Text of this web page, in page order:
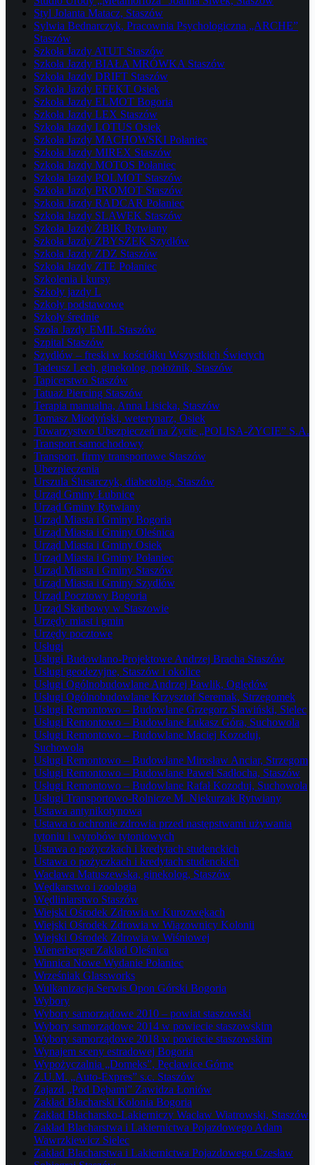
Styl Jolanta Matacz, Staszów
Sylwia Bednarczyk, Pracownia Psychologiczna „ARCHE”
Staszów
Szkoła Jazdy ATUT Staszów
Szkoła Jazdy BIAŁA MRÓWKA Staszów
Szkoła Jazdy DRIFT Staszów
Szkoła Jazdy EFEKT Osiek
Szkoła Jazdy ELMOT Bogoria
Szkoła Jazdy LEX Staszów
Szkoła Jazdy LOTUS Osiek
Szkoła Jazdy MACHOWSKI Połaniec
Szkoła Jazdy MIREX Staszów
Szkoła Jazdy MOTOS Połaniec
Szkoła Jazdy POLMOT Staszów
Szkoła Jazdy PROMOT Staszów
Szkoła Jazdy RADCAR Połaniec
Szkoła Jazdy SLAWEK Staszów
Szkoła Jazdy ŻBIK Rytwiany
Szkoła Jazdy ZBYSZEK Szydłów
Szkoła Jazdy ZDZ Staszów
Szkoła Jazdy ZTE Połaniec
Szkolenia i kursy
Szkoły jazdy L
Szkoły podstawowe
Szkoły średnie
Szoła Jazdy EMIL Staszów
Szpital Staszów
Szydłów – freski w kościółku Wszystkich Świetych
Tadeusz Lech, ginekolog, położnik, Staszów
Tapicerstwo Staszów
Tatuaż Piercing Staszów
Terapia manualna, Anna Lisicka, Staszów
Tomasz Miodyński, weterynarz, Osiek
Towarzystwo Ubezpieczeń na Życie „POLISA-ŻYCIE” S.A.
Transport samochodowy
Transport, firmy transportowe Staszów
Ubezpieczenia
Urszula Ślusarczyk, diabetolog, Staszów
Urząd Gminy Łubnice
Urząd Gminy Rytwiany
Urząd Miasta i Gminy Bogoria
Urząd Miasta i Gminy Oleśnica
Urząd Miasta i Gminy Osiek
Urząd Miasta i Gminy Połaniec
Urząd Miasta i Gminy Staszów
Urząd Miasta i Gminy Szydłów
Urząd Pocztowy Bogoria
Urząd Skarbowy w Staszowie
Urzędy miast i gmin
Urzędy pocztowe
Usługi
Usługi Budowlano-Projektowe Andrzej Bracha Staszów
Usługi geodezyjne, Staszów i okolice
Usługi Ogólnobudowlane Andrzej Pawlik, Oględów
Usługi Ogólnobudowlane Krzysztof Seremak, Strzegomek
Usługi Remontowo – Budowlane Grzegorz Sławiński, Sielec
Usługi Remontowo – Budowlane Łukasz Góra, Suchowola
Usługi Remontowo – Budowlane Maciej Kozoduj,
Suchowola
Usługi Remontowo – Budowlane Mirosław Anciar, Strzegom
Usługi Remontowo – Budowlane Paweł Sadłocha, Staszów
Usługi Remontowo – Budowlane Rafał Kozoduj, Suchowola
Usługi Transportowo-Rolnicze M. Niekurzak Rytwiany
Ustawa antynikotynowa
Ustawa o ochronie zdrowia przed następstwami używania
tytoniu i wyrobów tytoniowych
Ustawa o pożyczkach i kredytach studenckich
Ustawa o pożyczkach i kredytach studenckich
Wacława Matuszewska, ginekolog, Staszów
Wędkarstwo i zoologia
Wędliniarstwo Staszów
Wiejski Ośrodek Zdrowia w Kurozwękach
Wiejski Ośrodek Zdrowia w Wiązownicy Kolonii
Wiejski Ośrodek Zdrowia w Wiśniowej
Wienerberger Zakład Oleśnica
Winnica Nowe Wydanie Połaniec
Wrześniak Glassworks
Wulkanizacja Serwis Opon Górski Bogoria
Wybory
Wybory samorządowe 2010 – powiat staszowski
Wybory samorządowe 2014 w powiecie staszowskim
Wybory samorządowe 2018 w powiecie staszowskim
Wynajem sceny estradowej Bogoria
Wypożyczalnia „Domeks”, Pęcławice Górne
Z.U.M. „Auto-Expres” s.c. Staszów
Zajazd „Pod Dębami” Zawidza Łoniów
Zakład Blacharski Kolonia Bogoria
Zakład Blacharsko-Lakierniczy Wacław Wiatrowski, Staszów
Zakład Blacharstwa i Lakiernictwa Pojazdowego Adam
Wawrzkiewicz Sielec
Zakład Blacharstwa i Lakiernictwa Pojazdowego Czesław